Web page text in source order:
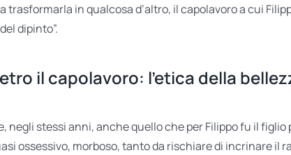
trasformarla in qualcosa d’altro, il capolavoro a cui
dipinto”.
il capolavoro: l’etica della
negli stessi anni, anche quello che per Filippo fu il
ossessivo, morboso, tanto da rischiare di incrinare il